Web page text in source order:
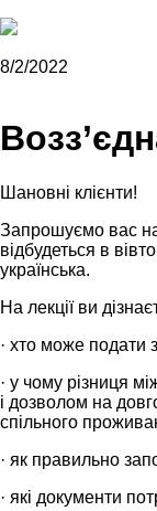
8/2/2022
Шановні клієнти!
Запрошуємо вас
відбудеться в
українська.
На лекції ви
· хто може подати
· у чому різниця
і дозволом на
спільного
· як правильно
· які документи